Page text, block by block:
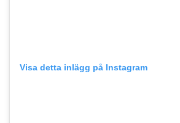
Visa detta inlägg på Instagram